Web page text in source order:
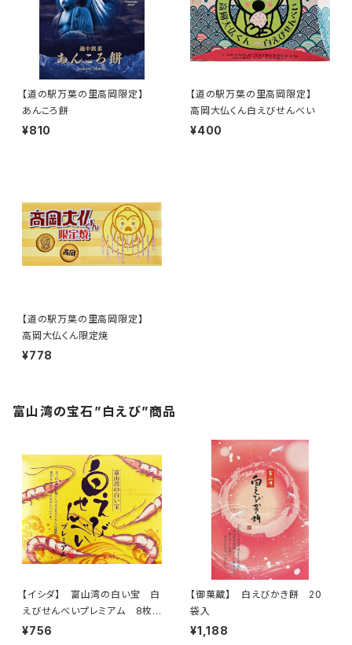
【道の駅万葉の里高岡限定】
あんころ餅
¥810
【道の駅万葉の里高岡限定】
高岡大仏くん白えびせんべい
¥400
【道の駅万葉の里高岡限定】
高岡大仏くん限定焼
¥778
富山湾の宝石”白えび”商品
【イシダ】 富山湾の白い宝 白
えびせんべいプレミアム 8枚
入り
¥756
【御菓蔵】 白えびかき餅 20
袋入
¥1,188